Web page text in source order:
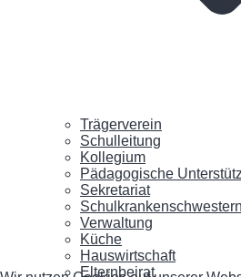
Trägerverein
Schulleitung
Kollegium
Pädagogische
Sekretariat
Schulkrankenschwestern
Verwaltung
Küche
Hauswirtschaft
Elternbeirat